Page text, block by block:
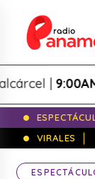
|9:00AM -
VIRALES